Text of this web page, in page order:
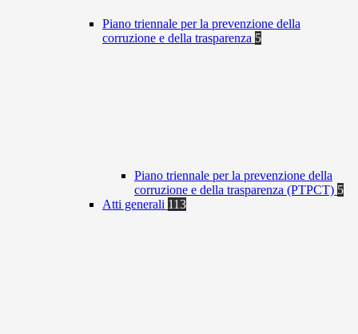
Piano triennale per la prevenzione della
corruzione e della trasparenza 5
Piano triennale per la prevenzione della
corruzione e della trasparenza (PTPCT) 5
Atti generali 113